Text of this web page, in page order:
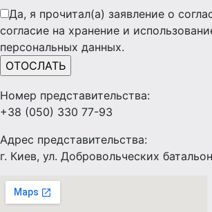
Да, я прочитал(а) заявление о
согласие на хранение и
персональных данных.
Номер представительства:
+38 (050) 330 77-93
Адрес представительства:
г. Киев, ул. Добровольческих